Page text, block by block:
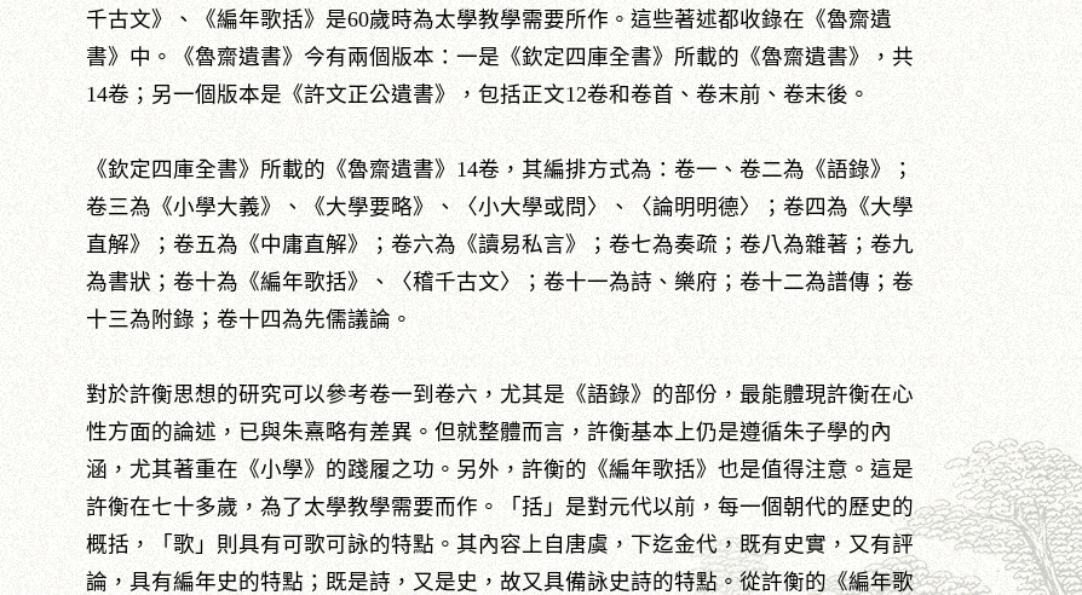
千古文》、《編年歌括》是60歲時為太學教學需要所作。這些著述都收錄在《魯齋遺
書》中。《魯齋遺書》今有兩個版本：一是《欽定四庫全書》所載的《魯齋遺書》，共
14卷；另一個版本是《許文正公遺書》，包括正文12卷和卷首、卷末前、卷末後。
《欽定四庫全書》所載的《魯齋遺書》14卷，其編排方式為：卷一、卷二為《語錄》；
卷三為《小學大義》、《大學要略》、〈小大學或問〉、〈論明明德〉；卷四為《大學
直解》；卷五為《中庸直解》；卷六為《讀易私言》；卷七為奏疏；卷八為雜著；卷九
為書狀；卷十為《編年歌括》、〈稽千古文〉；卷十一為詩、樂府；卷十二為譜傳；卷
十三為附錄；卷十四為先儒議論。
對於許衡思想的研究可以參考卷一到卷六，尤其是《語錄》的部份，最能體現許衡在心
性方面的論述，已與朱熹略有差異。但就整體而言，許衡基本上仍是遵循朱子學的內
涵，尤其著重在《小學》的踐履之功。另外，許衡的《編年歌括》也是值得注意。這是
許衡在七十多歲，為了太學教學需要而作。「括」是對元代以前，每一個朝代的歷史的
概括，「歌」則具有可歌可詠的特點。其內容上自唐虞，下迄金代，既有史實，又有評
論，具有編年史的特點；既是詩，又是史，故又具備詠史詩的特點。從許衡的《編年歌